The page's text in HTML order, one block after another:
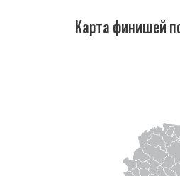
Карта финишей